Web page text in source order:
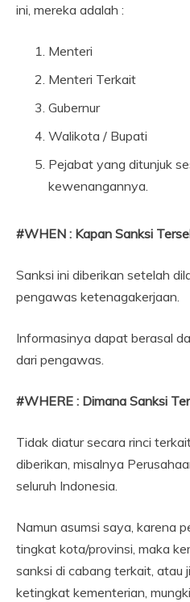
ini, mereka adalah :
Menteri
Menteri Terkait
Gubernur
Walikota / Bupati
Pejabat yang ditunjuk
kewenangannya.
#WHEN : Kapan Sanksi
Sanksi ini diberikan setelah
pengawas ketenagakerjaan.
Informasinya dapat berasal
dari pengawas.
#WHERE : Dimana Sanksi
Tidak diatur secara rinci
diberikan, misalnya
seluruh Indonesia.
Namun asumsi saya, karena
tingkat kota/provinsi, maka
sanksi di cabang terkait, atau
ketingkat kementerian,